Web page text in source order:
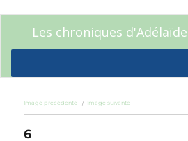
Les chroniques d'Adélaïde
Image précédente Image suivante
6